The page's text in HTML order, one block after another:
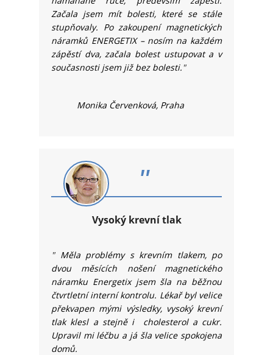
Začala jsem mít bolesti, které se stále
stupňovaly. Po zakoupení mag­netických
náramků ENERGETIX – nosím na každém
zápěstí dva, začala bolest ustupovat a v
současnosti jsem již bez bolesti. "
Monika Červenková, Praha
"
Vysoký krevní tlak
" Měla problémy s krevním tlakem, po
dvou měsících nošení magnetického
náramku Energetix jsem šla na běžnou
čtvrtletní interní kontrolu. Lékař byl velice
překvapen mými výsledky, vysoký krevní
tlak klesl a stejně i cholesterol a cukr.
Upravil mi léčbu a já šla velice spokojena
domů.